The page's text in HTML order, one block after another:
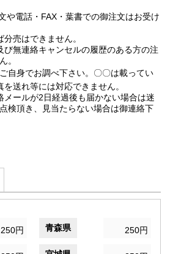
や電話・FAX・葉書での御注文はお受け
売はできません。
び無連絡キャンセルの履歴のある方の注
。
自身でお調べ下さい。〇〇は載ってい
送れ等には対応できません。
メールが2日経過後も届かない場合は迷
検頂き、見当たらない場合は御連絡下
250円 青森県 250円